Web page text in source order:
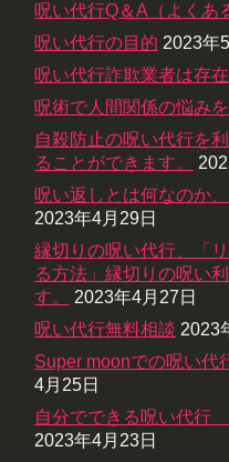
呪い代行Q＆A（よくあ
呪い代行の目的 2023年
呪い代行詐欺業者は存
呪術で人間関係の悩み
自殺防止の呪い代行を
ることができます。
呪い返しとは何なのか
2023年4月29日
縁切りの呪い代行、「
る方法」縁切りの呪い
す。
2023年4月27日
呪い代行無料相談 2023
Super moonでの呪い代
4月25日
自分でできる呪い代行
2023年4月23日